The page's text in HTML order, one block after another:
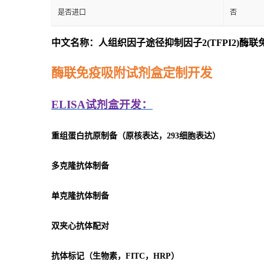
是否进口 否
中文名称：人组织因子途径抑制因子2(TFPI2)酶联
酶联免疫吸附试剂盒定制开发
ELISA试剂盒开发：
重组蛋白抗原制备（原核表达，293细胞表达）
多克隆抗体制备
单克隆抗体制备
双夹心抗体配对
抗体标记（生物素，FITC，HRP）